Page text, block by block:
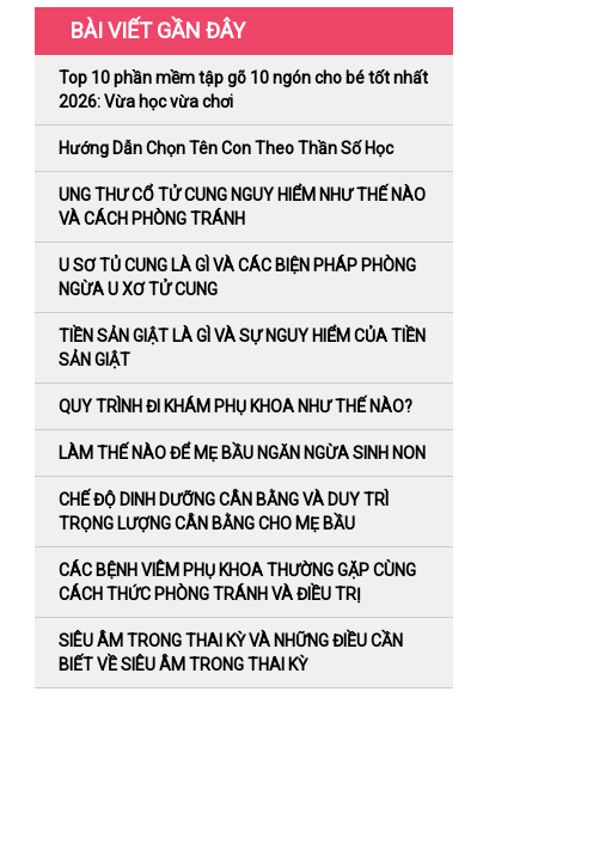
BÀI VIẾT GẦN ĐÂY
Top 10 phần mềm tập gõ 10 ngón cho bé tốt nhất
2026: Vừa học vừa chơi
Hướng Dẫn Chọn Tên Con Theo Thần Số Học
UNG THƯ CỔ TỬ CUNG NGUY HIỂM NHƯ THẾ NÀO
VÀ CÁCH PHÒNG TRÁNH
U SƠ TỦ CUNG LÀ GÌ VÀ CÁC BIỆN PHÁP PHÒNG
NGỪA U XƠ TỬ CUNG
TIỀN SẢN GIẬT LÀ GÌ VÀ SỰ NGUY HIỂM CỦA TIỀN
SẢN GIẬT
QUY TRÌNH ĐI KHÁM PHỤ KHOA NHƯ THẾ NÀO?
LÀM THẾ NÀO ĐỂ MẸ BẦU NGĂN NGỪA SINH NON
CHẾ ĐỘ DINH DƯỠNG CÂN BẰNG VÀ DUY TRÌ
TRỌNG LƯỢNG CÂN BẰNG CHO MẸ BẦU
CÁC BỆNH VIÊM PHỤ KHOA THƯỜNG GẶP CÙNG
CÁCH​​ THỨC PHÒNG TRÁNH VÀ ĐIỀU TRỊ
SIÊU ÂM TRONG THAI KỲ VÀ NHỮNG ĐIỀU CẦN
BIẾT VỀ SIÊU ÂM TRONG THAI KỲ